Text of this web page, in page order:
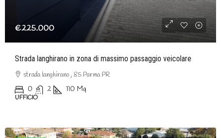
€225.000
Strada langhirano in zona di massimo passaggio veicolare
strada langhirano , 85 Parma PR
0 2 110 Mq
UFFICIO